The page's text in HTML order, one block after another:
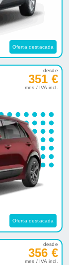
Oferta destacada
desde
351 €
mes / IVA incl.
Oferta destacada
desde
356 €
mes / IVA incl.